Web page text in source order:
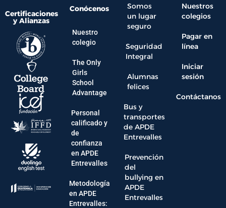
Certificaciones
y Alianzas
Conócenos
Nuestro
colegio
The Only
Girls
School
Advantage
Personal
calificado y
de
confianza
en APDE
Entrevalles
Metodología
en APDE
Entrevalles:
Somos
un lugar
seguro
Seguridad
Integral
Alumnas
felices
Bus y
transportes
de APDE
Entrevalles
Prevención
del
bullying en
APDE
Entrevalles
Nuestros
colegios
Pagar en
línea
Iniciar
sesión
Contáctanos